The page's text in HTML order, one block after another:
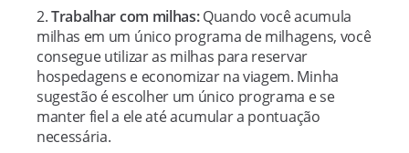
Trabalhar com milhas:Quando você acumula
milhas em um único programa de milhagens, você
consegue utilizar as milhas para reservar
hospedagens e economizar na viagem. Minha
sugestão é escolher um único programa e se
manter fiel a ele até acumular a pontuação
necessária.